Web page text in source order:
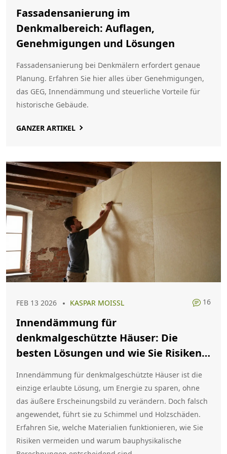
Fassadensanierung im
Denkmalbereich: Auflagen,
Genehmigungen und Lösungen
Fassadensanierung bei Denkmälern erfordert genaue
Planung. Erfahren Sie hier alles über Genehmigungen,
das GEG, Innendämmung und steuerliche Vorteile für
historische Gebäude.
GANZER ARTIKEL
FEB 13 2026 KASPAR MOISSL 16
Innendämmung für
denkmalgeschützte Häuser: Die
besten Lösungen und wie Sie Risiken
Innendämmung für denkmalgeschützte Häuser ist die
einzige erlaubte Lösung, um Energie zu sparen, ohne
das äußere Erscheinungsbild zu verändern. Doch falsch
angewendet, führt sie zu Schimmel und Holzschäden.
Erfahren Sie, welche Materialien funktionieren, wie Sie
Risiken vermeiden und warum bauphysikalische